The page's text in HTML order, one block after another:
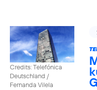
Credits: Telefónica
Deutschland /
Fernanda Vilela